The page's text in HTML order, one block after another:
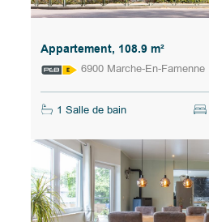
Appartement, 108.9 m²
6900 Marche-En-Famenne
1 Salle de bain